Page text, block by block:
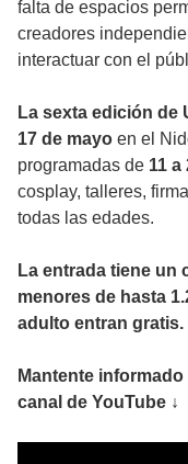
falta de espacios
creadores
interactuar con el
La sexta edición de
17 de mayo en el
programadas de 11 a
cosplay, talleres,
todas las edades.
La entrada tiene un
menores de hasta
adulto entran gratis.
Mantente
canal de YouTube ↓